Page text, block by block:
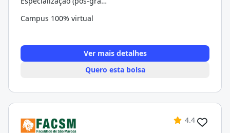
Campus 100% virtual
Ver mais detalhes
Quero esta bolsa
4.4